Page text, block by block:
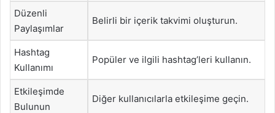
Düzenli
Paylaşımlar
Belirli bir içerik takvimi oluşturun.
Hashtag
Kullanımı
Popüler ve ilgili hashtag’leri kullanın.
Etkileşimde
Bulunun
Diğer kullanıcılarla etkileşime geçin.